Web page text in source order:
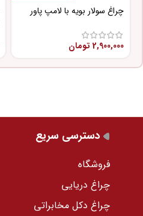
چراغ سولار بویه با لامپ پاور
2,900,000 تومان
دسترسی سریع
فروشگاه
چراغ دریایی
چراغ دکل مخابراتی